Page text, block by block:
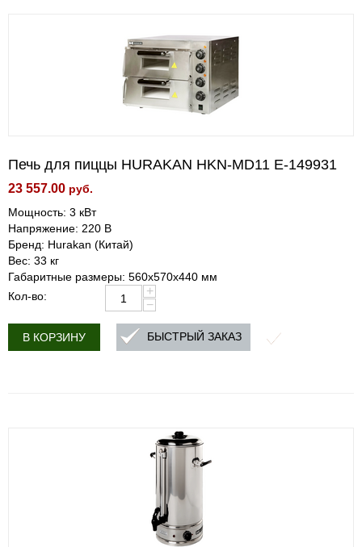
Печь для пиццы HURAKAN HKN-MD11 E-149931
23 557.00 руб.
Мощность: 3 кВт
Напряжение: 220 В
Бренд: Hurakan (Китай)
Вес: 33 кг
Габаритные размеры: 560x570x440 мм
Кол-во:
+
−
В КОРЗИНУ БЫСТРЫЙ ЗАКАЗ